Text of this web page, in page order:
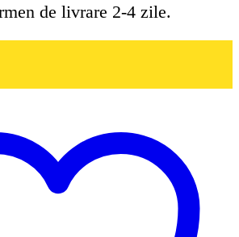
de livrare 2-4 zile.